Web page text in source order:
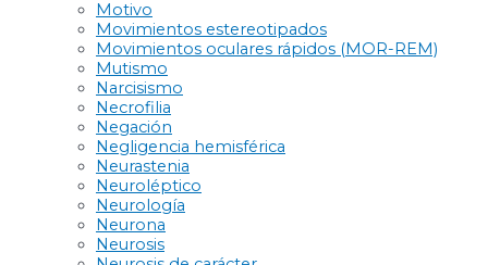
Motivo
Movimientos estereotipados
Movimientos oculares rápidos (MOR-REM)
Mutismo
Narcisismo
Necrofilia
Negación
Negligencia hemisférica
Neurastenia
Neuroléptico
Neurología
Neurona
Neurosis